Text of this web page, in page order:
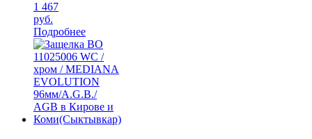
1 467
руб.
Подробнее